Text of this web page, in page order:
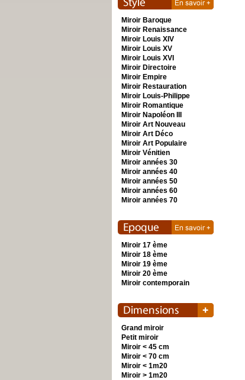
Miroir Baroque
Miroir Renaissance
Miroir Louis XIV
Miroir Louis XV
Miroir Louis XVI
Miroir Directoire
Miroir Empire
Miroir Restauration
Miroir Louis-Philippe
Miroir Romantique
Miroir Napoléon III
Miroir Art Nouveau
Miroir Art Déco
Miroir Art Populaire
Miroir Vénitien
Miroir années 30
Miroir années 40
Miroir années 50
Miroir années 60
Miroir années 70
Miroir 17 ème
Miroir 18 ème
Miroir 19 ème
Miroir 20 ème
Miroir contemporain
Grand miroir
Petit miroir
Miroir < 45 cm
Miroir < 70 cm
Miroir < 1m20
Miroir > 1m20